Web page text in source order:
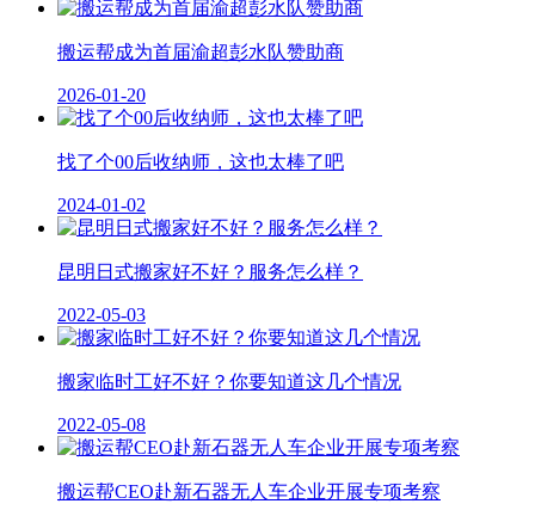
搬运帮成为首届渝超彭水队赞助商
2026-01-20
找了个00后收纳师，这也太棒了吧
2024-01-02
昆明日式搬家好不好？服务怎么样？
2022-05-03
搬家临时工好不好？你要知道这几个情况
2022-05-08
搬运帮CEO赴新石器无人车企业开展专项考察